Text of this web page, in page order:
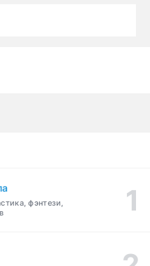
фэнтези,